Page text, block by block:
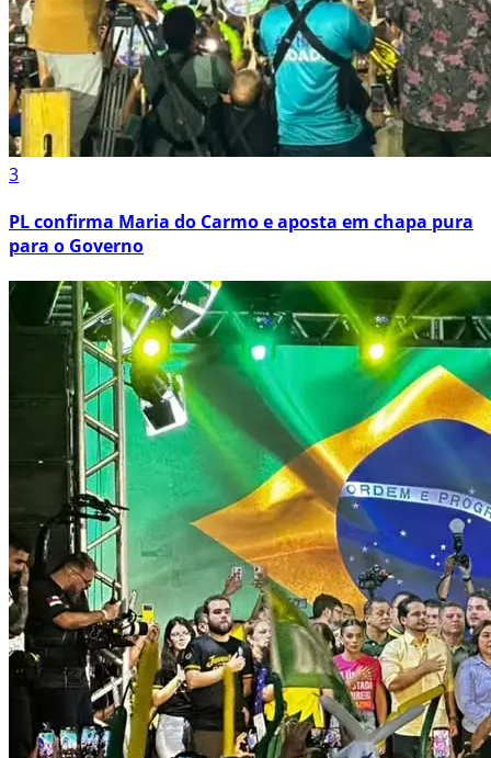
3
PL confirma Maria do Carmo e aposta em chapa pura
para o Governo